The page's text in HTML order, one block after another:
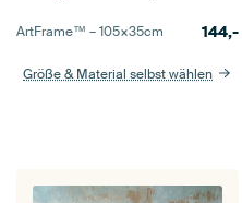
ArtFrame™ –105×35cm 144,-
Größe & Material selbst wählen